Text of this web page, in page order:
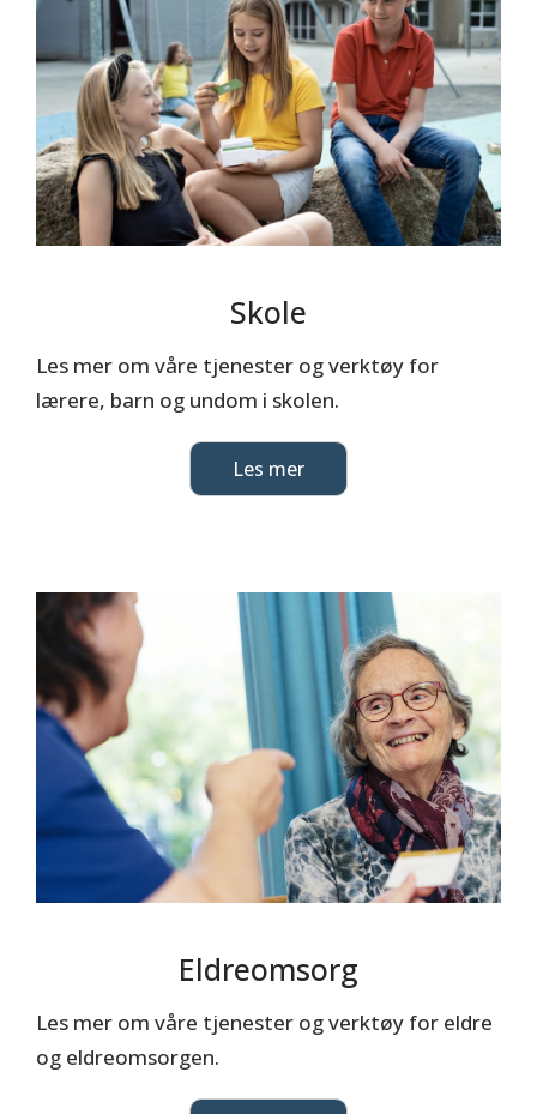
Skole
Les mer om våre tjenester og verktøy for
lærere, barn og undom i skolen.
Les mer
Eldreomsorg
Les mer om våre tjenester og verktøy for eldre
og eldreomsorgen.